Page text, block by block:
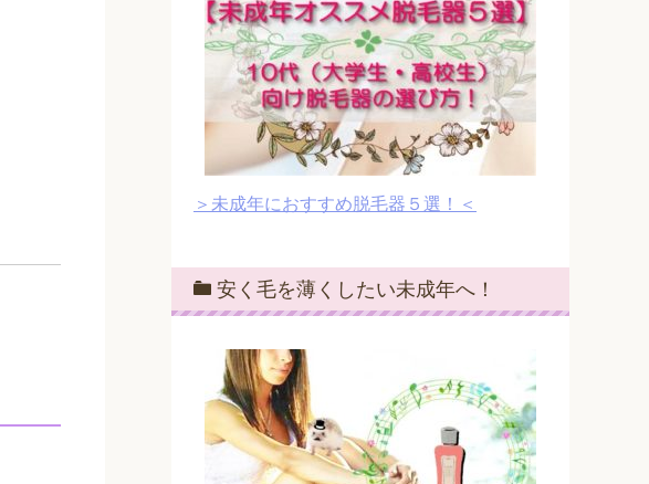
＞未成年におすすめ脱毛器５選！＜
安く毛を薄くしたい未成年へ！